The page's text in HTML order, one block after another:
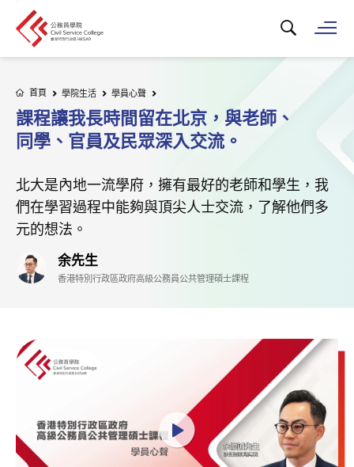
搜尋關鍵字...
首頁 學院生活 學員心聲
課程讓我長時間留在北京，與老師、
同學、官員及民眾深入交流。
北大是內地一流學府，擁有最好的老師和學生，我
們在學習過程中能夠與頂尖人士交流，了解他們多
元的想法。
余先生
香港特別行政區政府高級公務員公共管理碩士課程